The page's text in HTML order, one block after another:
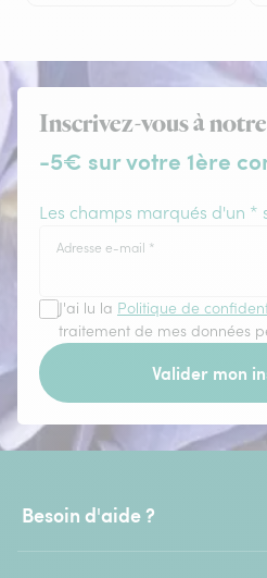
Inscrivez-vous à
-5€ sur votre 1ère
Les champs marqués d'un *
Adresse e-mail *
J'ai lu la Politique de
traitement de mes données
Valider mon
Besoin d'aide ?